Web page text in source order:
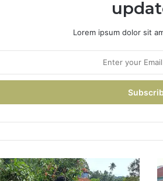
Lorem ipsum dolor sit